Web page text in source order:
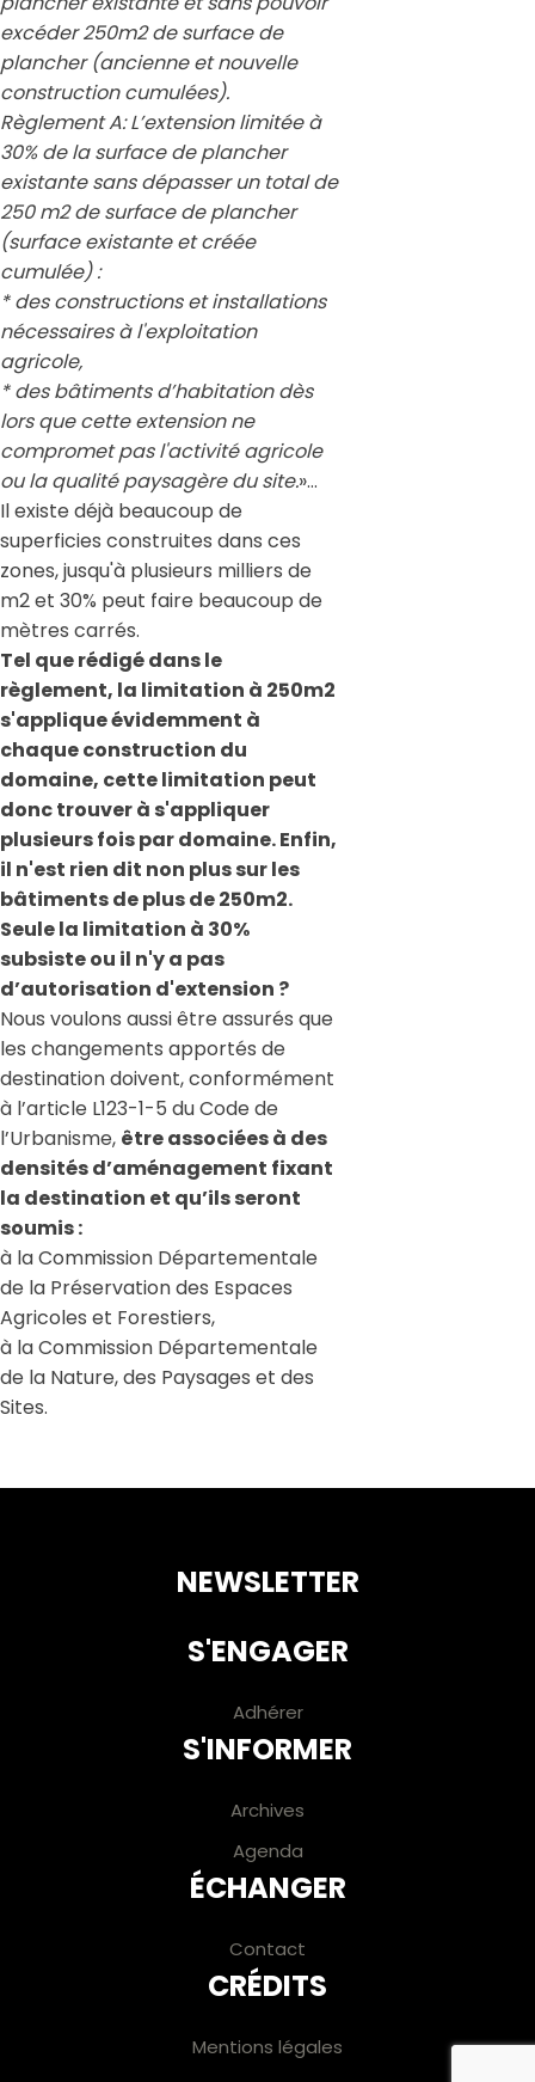
excéder 250m2 de surface de
plancher (ancienne et nouvelle
construction cumulées).
Règlement A: L’extension limitée à
30% de la surface de plancher
existante sans dépasser un total de
250 m2 de surface de plancher
(surface existante et créée
cumulée) :
* des constructions et installations
nécessaires à l'exploitation
agricole,
* des bâtiments d’habitation dès
lors que cette extension ne
compromet pas l'activité agricole
ou la qualité paysagère du site.»…
Il existe déjà beaucoup de
superficies construites dans ces
zones, jusqu'à plusieurs milliers de
m2 et 30% peut faire beaucoup de
mètres carrés.
Tel que rédigé dans le
règlement, la limitation à 250m2
s'applique évidemment à
chaque construction du
domaine, cette limitation peut
donc trouver à s'appliquer
plusieurs fois par domaine. Enfin,
il n'est rien dit non plus sur les
bâtiments de plus de 250m2.
Seule la limitation à 30%
subsiste ou il n'y a pas
d’autorisation d'extension ?
Nous voulons aussi être assurés que
les changements apportés de
destination doivent, conformément
à l’article L123-1-5 du Code de
l’Urbanisme, être associées à des
densités d’aménagement fixant
la destination et qu’ils seront
soumis :
à la Commission Départementale
de la Préservation des Espaces
Agricoles et Forestiers,
à la Commission Départementale
de la Nature, des Paysages et des
Sites.
NEWSLETTER
S'ENGAGER
Adhérer
S'INFORMER
Archives
Agenda
ÉCHANGER
Contact
CRÉDITS
Mentions légales